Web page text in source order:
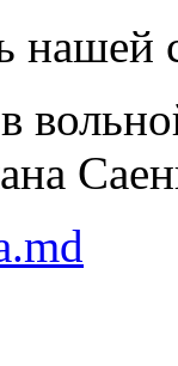
нашей